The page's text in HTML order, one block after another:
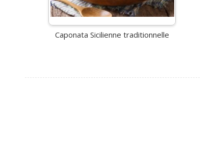
Caponata Sicilienne traditionnelle